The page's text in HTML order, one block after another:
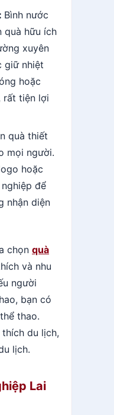
Bình nước
quà hữu ích
xuyên
giữ nhiệt
hoặc
rất tiện lợi
quà thiết
mọi người.
hoặc
để
nhận diện
chọn quà
và nhu
người
bạn có
thao.
du lịch,
lịch.
Lai